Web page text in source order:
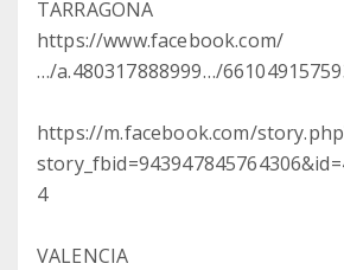
TARRAGONA
https://www.facebook.com/
…/a.480317888999…/
https://m.facebook.com/
4
VALENCIA